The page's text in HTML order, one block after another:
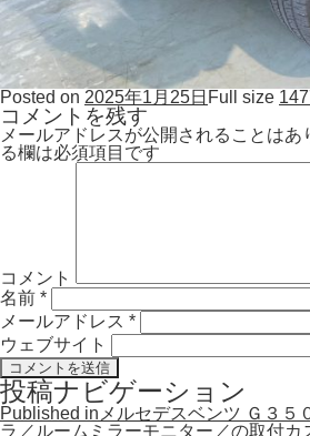
Posted on 2025年1月25日 Full size
コメントを残す
メールアドレスが公開されることはあ
る欄は必須項目です
コメント
名前 *
メールアドレス *
ウェブサイト
投稿ナビゲーション
Published in メルセデスベンツ Ｇ３５
ラ／ルームミラーモニター／の取付カ